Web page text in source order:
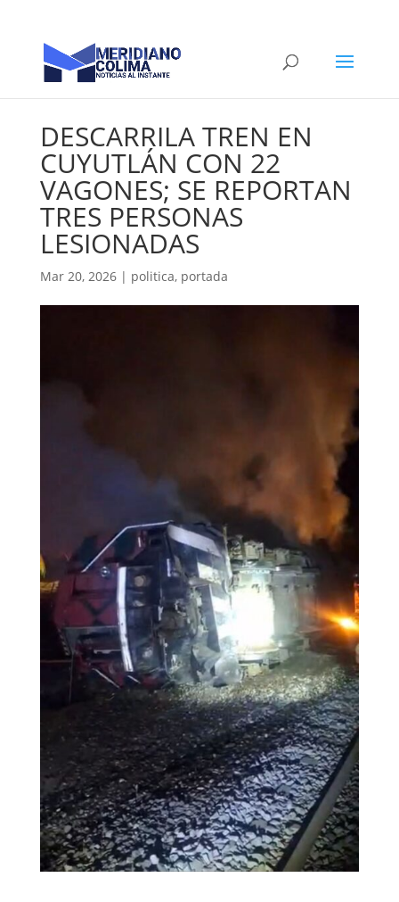
DESCARRILA TREN EN
CUYUTLÁN CON 22
VAGONES; SE REPORTAN
TRES PERSONAS
LESIONADAS
Mar 20, 2026| politica, portada